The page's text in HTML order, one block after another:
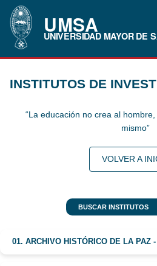
UMSA
UNIVERSIDAD MAYOR DE
INSTITUTOS DE
“La educación no crea al
mismo”
VOLVER A
BUSCAR INSTITUTOS
01. ARCHIVO HISTÓRICO DE LA PAZ